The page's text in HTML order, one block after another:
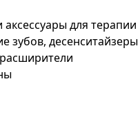
для терапии
зубов, десенситайзеры